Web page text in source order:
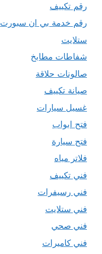
رقم تكييف
رقم خدمة بي ان سبورت
ستلايت
شفاطات مطابخ
صالونات حلاقة
صيانة تكييف
غسيل سيارات
فتح ابواب
فتح سيارة
فلاتر مياه
فني تكييف
فني رسيفرات
فني ستلايت
فني صحي
فني كاميرات